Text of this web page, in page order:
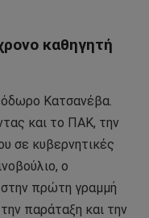
καθηγητή
Κατσανέβα.
και το ΠΑΚ, την
σε κυβερνητικές
ο
πρώτη γραμμή
παράταξη και την